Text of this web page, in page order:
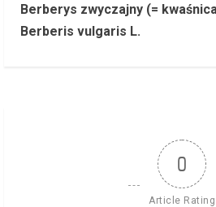
t
Berberys zwyczajny (=
Berberis vulgaris L.
0
Article Rating